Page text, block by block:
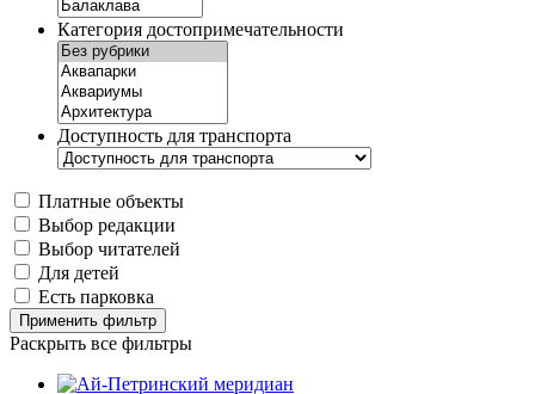
Категория достопримечательности
Доступность для транспорта
Платные объекты
Выбор редакции
Выбор читателей
Для детей
Есть парковка
Применить фильтр
Раскрыть все фильтры